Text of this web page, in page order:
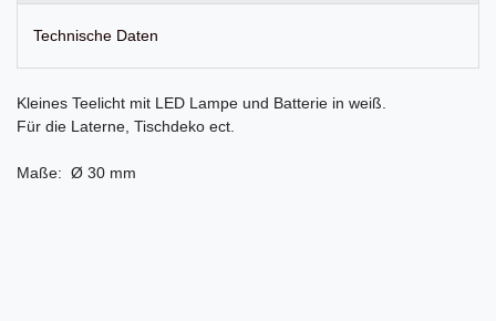
Technische Daten
Kleines Teelicht mit LED Lampe und Batterie in weiß.
Für die Laterne, Tischdeko ect.
Maße: Ø 30 mm